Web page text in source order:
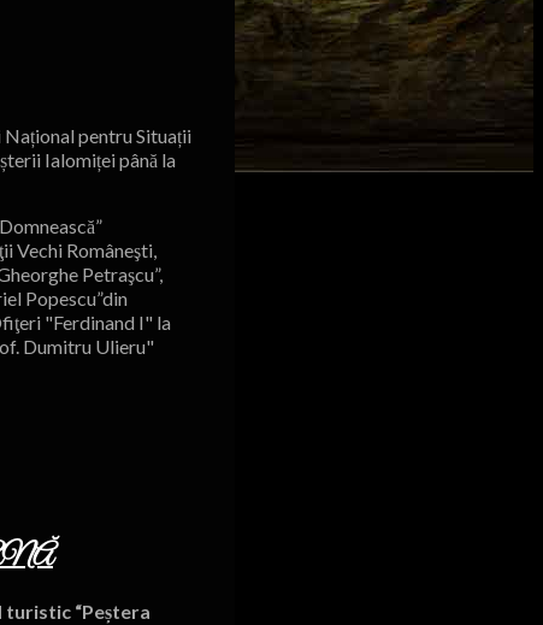
pentru Situații
Ialomiței până la
Vechi Româneşti,
Petraşcu”,
Popescu”din
"Ferdinand I" la
Dumitru Ulieru"
turistic “Peștera